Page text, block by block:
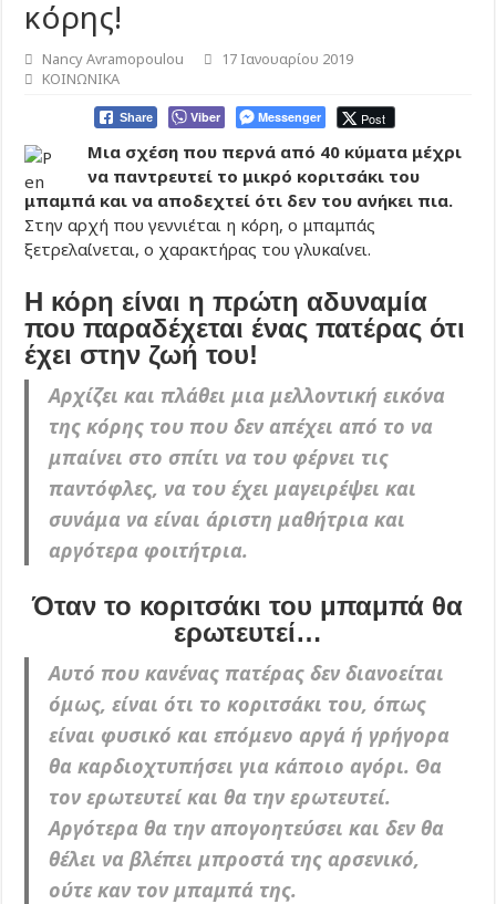
κόρης!
Nancy Avramopoulou
17 Ιανουαρίου 2019
ΚΟΙΝΩΝΙΚΑ
Share Viber Messenger Post
Μια σχέση που περνά από 40 κύματα μέχρι
να παντρευτεί το μικρό κοριτσάκι του
μπαμπά και να αποδεχτεί ότι δεν του ανήκει πια.
Στην αρχή που γεννιέται η κόρη, ο μπαμπάς
ξετρελαίνεται, ο χαρακτήρας του γλυκαίνει.
Η κόρη είναι η πρώτη αδυναμία
που παραδέχεται ένας πατέρας ότι
έχει στην ζωή του!
Αρχίζει και πλάθει μια μελλοντική εικόνα
της κόρης του που δεν απέχει από το να
μπαίνει στο σπίτι να του φέρνει τις
παντόφλες, να του έχει μαγειρέψει και
συνάμα να είναι άριστη μαθήτρια και
αργότερα φοιτήτρια.
Όταν το κοριτσάκι του μπαμπά θα
ερωτευτεί…
Αυτό που κανένας πατέρας δεν διανοείται
όμως, είναι ότι το κοριτσάκι του, όπως
είναι φυσικό και επόμενο αργά ή γρήγορα
θα καρδιοχτυπήσει για κάποιο αγόρι. Θα
τον ερωτευτεί και θα την ερωτευτεί.
Αργότερα θα την απογοητεύσει και δεν θα
θέλει να βλέπει μπροστά της αρσενικό,
ούτε καν τον μπαμπά της.